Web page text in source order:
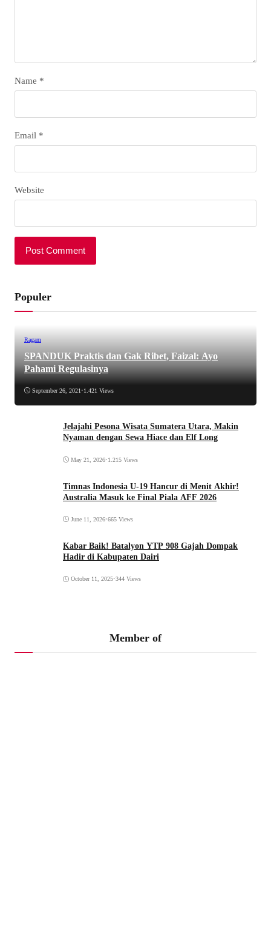
Name *
Email *
Website
Populer
Ragam
SPANDUK Praktis dan Gak Ribet, Faizal: Ayo
Pahami Regulasinya
September 26, 2021 •1.421 Views
Jelajahi Pesona Wisata Sumatera Utara, Makin
Nyaman dengan Sewa Hiace dan Elf Long
May 21, 2026•1.215 Views
Timnas Indonesia U-19 Hancur di Menit Akhir!
Australia Masuk ke Final Piala AFF 2026
June 11, 2026•665 Views
Kabar Baik! Batalyon YTP 908 Gajah Dompak
Hadir di Kabupaten Dairi
October 11, 2025•344 Views
Member of